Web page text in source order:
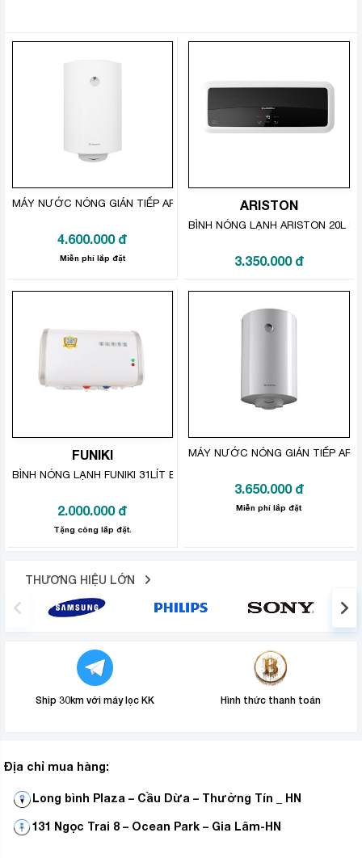
Với cơ chế làm nóng gián tiếp, khi sử dụng máy nước
nóng gián tiếp Ferroli này, bạn sẽ không còn lo lắng
nước không đủ nóng nếu nhiệt độ môi trường trở nên
thấp hơn 20 độ C.
nước nóng Ferroli này còn cho khu vực bồn rửa mặt,
Cầu dao chống rò điện ELCB bảo vệ an toàn cho cả
Được trang bị thêm cầu dao chống rò điện ELCB giúp
quá trình hoạt động diễn ra an toàn hơn, hạn chế sự cố
chạm điện bên trong máy, ngắt điện khi gặp sự cố, đảm
tâm khi sử dụng.
Lớp vỏ chống thấm nước chuẩn IPX1 hiện đại,
nâng cao độ bền cho bình
MÁY NƯỚC NÓNG GIÁN TIẾP ARISTON 80 LÍT PRO R 80 V 2.5 FE
4.600.000 đ
Miễn phí lắp đặt
ARISTON
BÌNH NÓNG LẠNH ARISTON 20L
3.350.000 đ
FUNIKI
BÌNH NÓNG LẠNH FUNIKI 31LÍT ECO31S
2.000.000 đ
Tặng công lắp đặt.
MÁY NƯỚC NÓNG GIÁN TIẾP
3.650.000 đ
Miễn phí lắp đặt
THƯƠNG HIỆU LỚN
Ship 30km với máy lọc KK Hình thức thanh toán
Địa chỉ mua hàng:
Long bình Plaza – Cầu Dừa – Thường Tín _ HN
131 Ngọc Trai 8 – Ocean Park – Gia Lâm-HN